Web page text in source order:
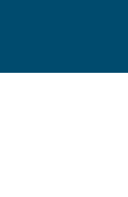
webbplats
webbplats